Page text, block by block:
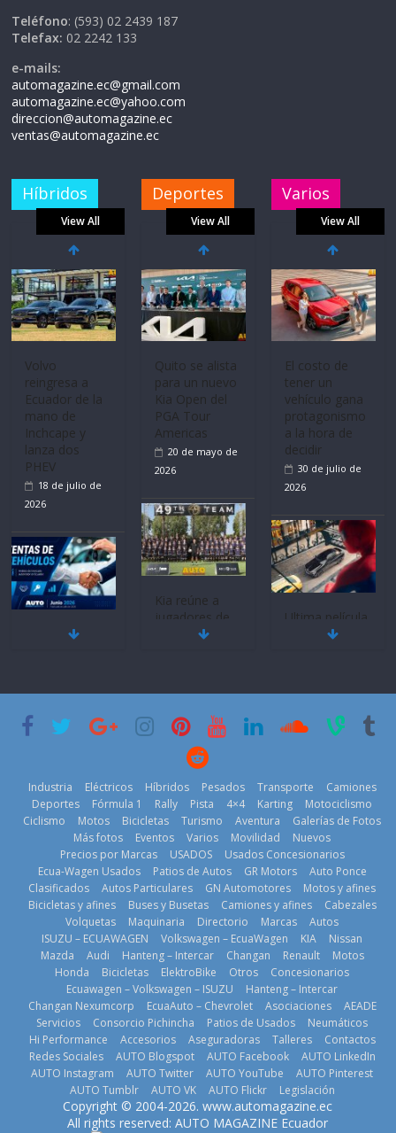
Teléfono: (593) 02 2439 187
Telefax: 02 2242 133
e-mails:
automagazine.ec@gmail.com
automagazine.ec@yahoo.com
direccion@automagazine.ec
ventas@automagazine.ec
Híbridos
View All
Volvo
reingresa a
Ecuador de la
mano de
Inchcape y
lanza dos
PHEV
18 de julio de
2026
Mercado
historia
11 de julio de
BMW, Toyota,
Bosch y
prueban flota
que usa
gasolina 100%
renovable
25 de julio de
2026
Deportes
View All
Quito se alista
para un nuevo
Kia Open del
PGA Tour
Americas
20 de mayo de
2026
Kia reúne a
jugadores de
fútbol de todo
2026
La Vuelta al
Ecuador 2026,
edición 47ª,
recorre 7
provincias en 8
días
1 de agosto de
2026
La FEDAK
recibe 12
Varios
View All
El costo de
tener un
vehículo gana
protagonismo
a la hora de
decidir
30 de julio de
2026
Ultima película
‘Spider‑Man:
29 de julio de
¿Qué puede
pasar con tu
vehículo si
permanece
varios días sin
usar?
3 de agosto de
2026
La FEDAK
Industria Eléctricos Híbridos Pesados Transporte
Camiones
Deportes
Fórmula 1 Rally Pista 4×4 Karting
Motociclismo
Ciclismo
Motos Bicicletas Turismo Aventura
Galerías de Fotos
Más fotos
Eventos Varios Movilidad
Nuevos
Precios por Marcas
USADOS
Usados Concesionarios
Ecua-Wagen Usados
Patios de Autos GR Motors
Auto Ponce
Clasificados
Autos Particulares GN Automotores
Motos y afines
Bicicletas y afines
Buses y Busetas Camiones y afines
Cabezales
Volquetas
Maquinaria Directorio Marcas
Autos
ISUZU – ECUAWAGEN
Volkswagen – EcuaWagen KIA
Nissan
Mazda
Audi Hanteng – Intercar Changan Renault
Motos
Honda
Bicicletas ElektroBike Otros
Concesionarios
Ecuawagen – Volkswagen – ISUZU
Hanteng – Intercar
Changan Nexumcorp
EcuaAuto – Chevrolet Asociaciones
AEADE
Servicios
Consorcio Pichincha Patios de Usados
Neumáticos
Hi Performance
Accesorios Aseguradoras Talleres
Contactos
Redes Sociales
AUTO Blogspot AUTO Facebook
AUTO LinkedIn
AUTO Instagram
AUTO Twitter AUTO YouTube
AUTO Pinterest
AUTO Tumblr
AUTO VK AUTO Flickr Legislación
Copyright © 2004-2026. www.automagazine.ec
All rights reserved: AUTO MAGAZINE Ecuador